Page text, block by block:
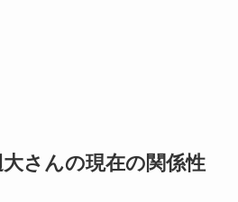
さんの現在の関係性